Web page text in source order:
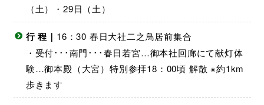
（土）・29日（土）
行 程｜ 16：30 春日大社二之鳥居前集合
・受付･･･南門･･･春日若宮…御本社回廊にて献灯体
験…御本殿（大宮）特別参拝18：00頃 解散 ※約1km
歩きます